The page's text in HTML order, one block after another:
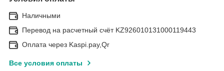
Наличными
Перевод на расчетный счёт KZ926010131000119443
Оплата через Kaspi.pay,Qr
Все условия оплаты